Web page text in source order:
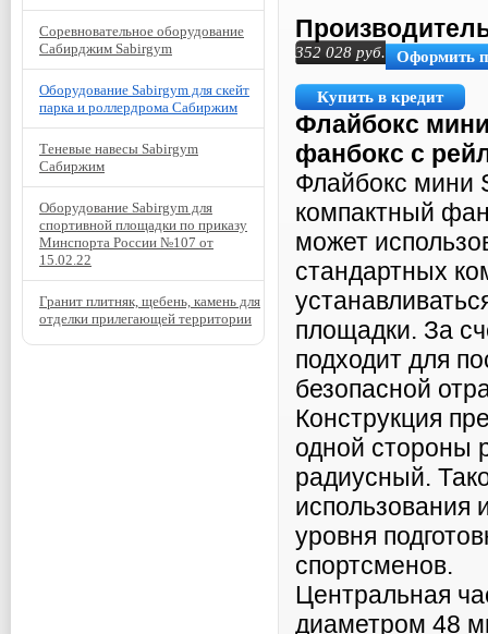
352 028 руб. Оформить
Купить в кредит
Флайбокс
фанбокс с
Флайбокс мини
компактный
может
стандартных
площадки. За
подходит для
безопасной
Конструкция
одной стороны
радиусный.
использования
уровня
спортсменов.
Центральная
диаметром 48
Соревновательное оборудование
Сабирджим Sabirgym
Оборудование Sabirgym для скейт
парка и роллердрома Сабиржим
Теневые навесы Sabirgym
Сабиржим
Оборудование Sabirgym для
спортивной площадки по приказу
Минспорта России №107 от
15.02.22
Гранит плитняк, щебень, камень для
отделки прилегающей территории